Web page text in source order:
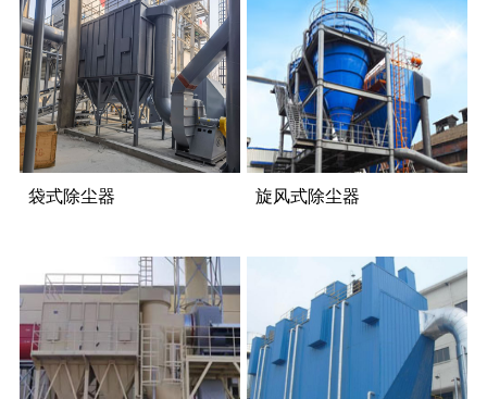
袋式除尘器 旋风式除尘器